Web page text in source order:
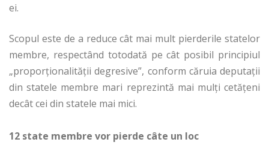
ei.
Scopul este de a reduce cât mai mult pierderile statelor
membre, respectând totodată pe cât posibil principiul
„proporționalității degresive”, conform căruia deputații
din statele membre mari reprezintă mai mulți cetățeni
decât cei din statele mai mici.
12 state membre vor pierde câte un loc